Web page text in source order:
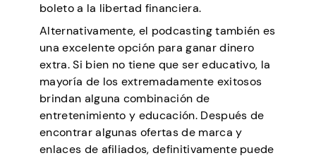
boleto a la libertad financiera.
Alternativamente, el podcasting también es
una excelente opción para ganar dinero
extra. Si bien no tiene que ser educativo, la
mayoría de los extremadamente exitosos
brindan alguna combinación de
entretenimiento y educación. Después de
encontrar algunas ofertas de marca y
enlaces de afiliados, definitivamente puede